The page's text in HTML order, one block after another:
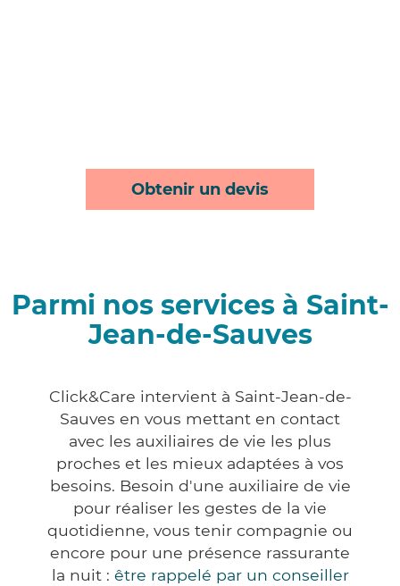
Obtenir un devis
Parmi nos services à Saint-
Jean-de-Sauves
Click&Care intervient à Saint-Jean-de-
Sauves en vous mettant en contact
avec les auxiliaires de vie les plus
proches et les mieux adaptées à vos
besoins. Besoin d'une auxiliaire de vie
pour réaliser les gestes de la vie
quotidienne, vous tenir compagnie ou
encore pour une présence rassurante
la nuit : être rappelé par un conseiller